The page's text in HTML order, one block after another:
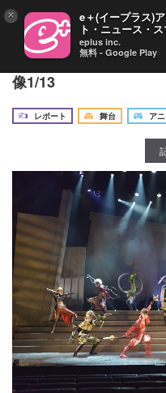
舞台「戦国BASARA
像1/13
レポート
舞台 ア
× e＋(イープラス)
ト・ニュース・
eplus inc.
無料 - Google Play